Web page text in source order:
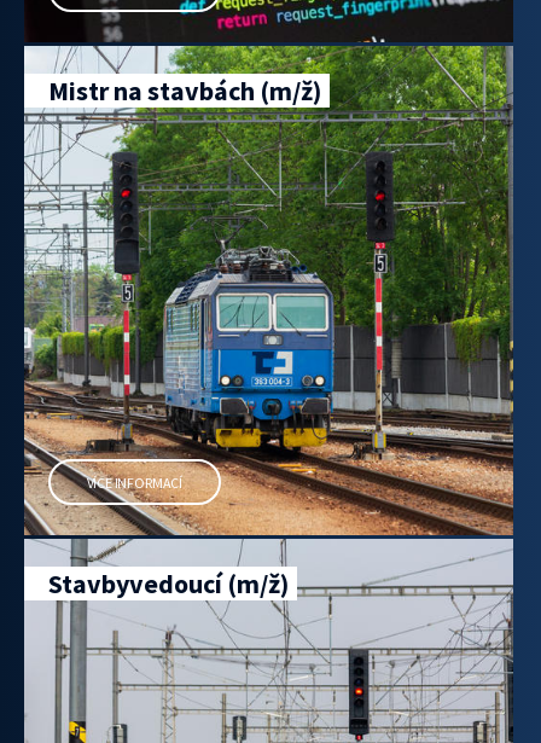
Mistr na stavbách (m/ž)
VÍCE INFORMACÍ
Stavbyvedoucí (m/ž)